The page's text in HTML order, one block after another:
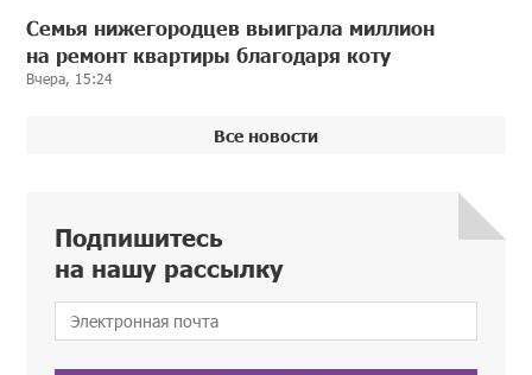
Семья нижегородцев выиграла миллион
на ремонт квартиры благодаря коту
Вчера, 15:24
Все новости
Подпишитесь
на нашу рассылку